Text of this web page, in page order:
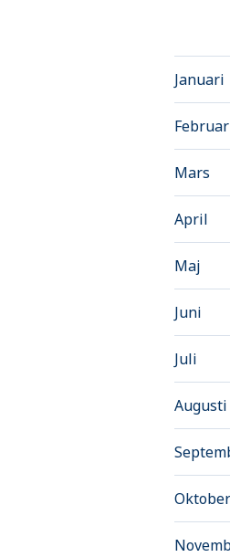
Januari
Mars
April
Maj
Juni
Juli
Augusti
Oktober